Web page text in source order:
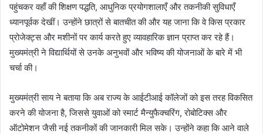
पहुंचकर वहाँ की शिक्षण पद्धति, आधुनिक प्रयोगशालाएँ और तकनीकी सुविधाएँ
ध्यानपूर्वक देखीं। उन्होंने छात्रों से बातचीत की और यह जाना कि वे किस प्रकार
प्रोजेक्ट्स और मशीनों पर कार्य करते हुए व्यावहारिक ज्ञान प्राप्त कर रहे हैं।
मुख्यमंत्री ने विद्यार्थियों से उनके अनुभवों और भविष्य की योजनाओं के बारे में भी
चर्चा की।
मुख्यमंत्री साय ने बताया कि अब राज्य के आईटीआई कॉलेजों को इस तरह विकसित
करने की योजना है, जिससे युवाओं को स्मार्ट मैन्युफैक्चरिंग, रोबोटिक्स और
ऑटोमेशन जैसी नई तकनीकों की जानकारी मिल सके। उन्होंने कहा कि आने वाले